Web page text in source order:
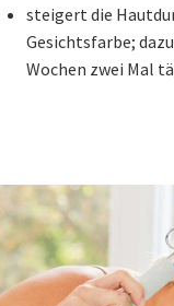
steigert die
Gesichtsfarbe;
Wochen zwei Mal